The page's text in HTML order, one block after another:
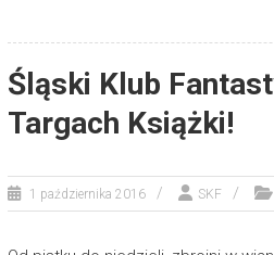
Śląski Klub
Targach Książki!
1 października 2016 SKF